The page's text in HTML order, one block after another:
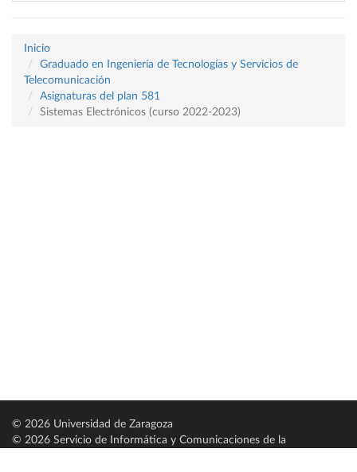
Inicio
Graduado en Ingeniería de Tecnologías y Servicios de
Telecomunicación
Asignaturas del plan 581
Sistemas Electrónicos (curso 2022-2023)
© 2026 Universidad de Zaragoza
© 2026 Servicio de Informática y Comunicaciones de la